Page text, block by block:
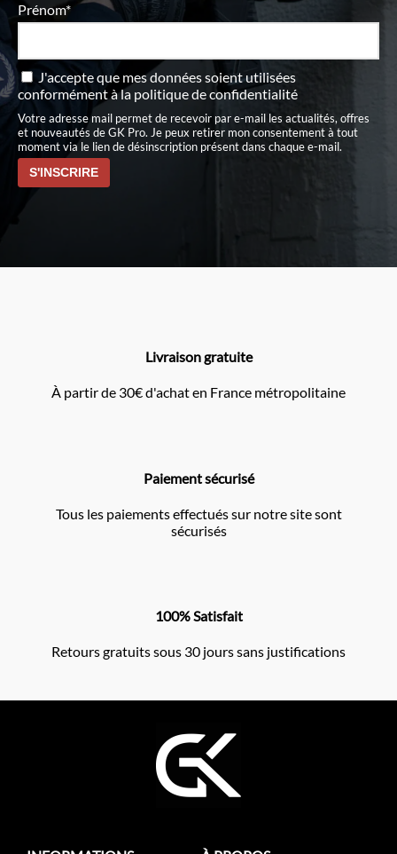
Prénom*
J'accepte que mes données soient utilisées
conformément àla politique de confidentialité
Votre adresse mail permet de recevoir par e-mail les actualités, offres
et nouveautés de GK Pro. Je peux retirer mon consentement à tout
moment via le lien de désinscription présent dans chaque e-mail.
Livraison gratuite
À partir de 30€ d'achat en France métropolitaine
Paiement sécurisé
Tous les paiements effectués sur notre site sont
sécurisés
100% Satisfait
Retours gratuits sous 30 jours sans justifications